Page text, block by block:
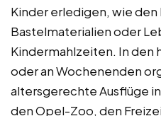
Kinder erledigen, wie den
Bastelmaterialien oder
Kindermahlzeiten. In den
oder an Wochenenden
altersgerechte Ausflüge
den Opel-Zoo, den